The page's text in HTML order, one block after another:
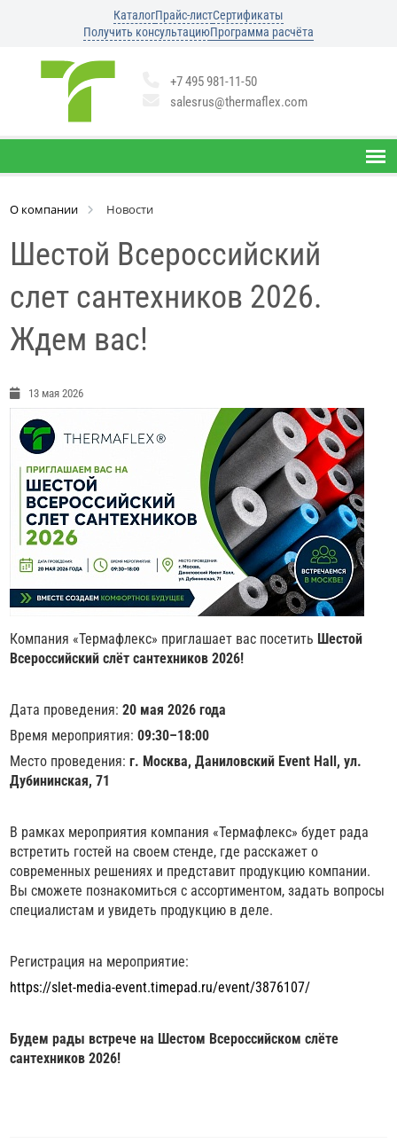
КаталогПрайс-листСертификаты
Получить консультациюПрограмма расчёта
+7 495 981-11-50
salesrus@thermaflex.com
О компании Новости
Шестой Всероссийский
слет сантехников 2026.
Ждем вас!
13 мая 2026
Компания «Термафлекс» приглашает вас посетить Шестой
Всероссийский слёт сантехников 2026!
Дата проведения:20 мая 2026 года
Время мероприятия:09:30–18:00
Место проведения:г. Москва, Даниловский Event Hall, ул.
Дубининская, 71
В рамках мероприятия компания «Термафлекс» будет рада
встретить гостей на своем стенде, где расскажет о
современных решениях и представит продукцию компании.
Вы сможете познакомиться с ассортиментом, задать вопросы
специалистам и увидеть продукцию в деле.
Регистрация на мероприятие:
https://slet-media-event.timepad.ru/event/3876107/
Будем рады встрече на Шестом Всероссийском слёте
сантехников 2026!